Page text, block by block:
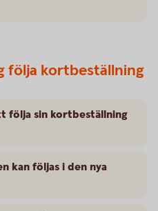
följa kortbeställning
följa sin kortbeställning
kan följas i den nya